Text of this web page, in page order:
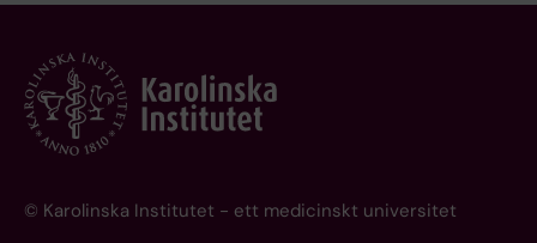
© Karolinska Institutet - ett medicinskt universitet